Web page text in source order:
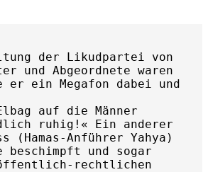
der Likudpartei von
und Abgeordnete waren
ein Megafon dabei und
auf die Männer
ruhig!« Ein anderer
Anführer Yahya)
und sogar
rechtlichen